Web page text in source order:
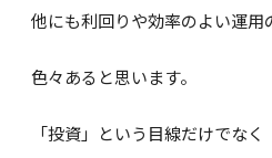
他にも利回りや効率のよい運用
色々あると思います。
「投資」という目線だけでなく